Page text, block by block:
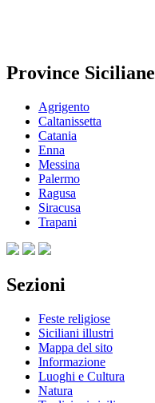
Province Siciliane
Agrigento
Caltanissetta
Catania
Enna
Messina
Palermo
Ragusa
Siracusa
Trapani
Sezioni
Feste religiose
Siciliani illustri
Mappa del sito
Informazione
Luoghi e Cultura
Natura